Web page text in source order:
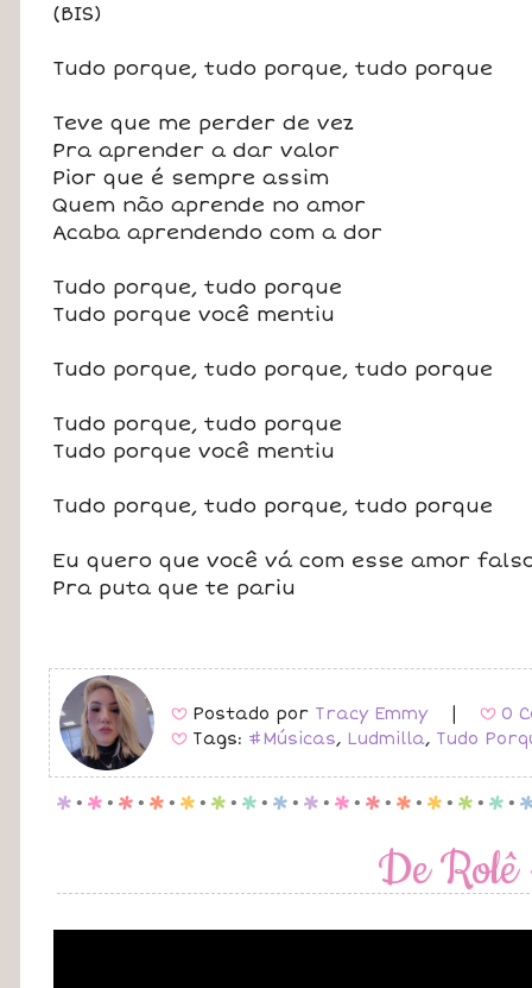
(BIS)
Tudo porque, tudo porque, tudo porque
Teve que me perder de vez
Pra aprender a dar valor
Pior que é sempre assim
Quem não aprende no amor
Acaba aprendendo com a dor
Tudo porque, tudo porque
Tudo porque você mentiu
Tudo porque, tudo porque, tudo porque
Tudo porque, tudo porque
Tudo porque você mentiu
Tudo porque, tudo porque, tudo porque
Eu quero que você vá com esse amor
Pra puta que te pariu
B Postado por Tracy Emmy B 0
B Tags: #Músicas, Ludmilla, Tudo
p . p . p . p . p . p . p . p . p . p . p . p . p . p . p .
De